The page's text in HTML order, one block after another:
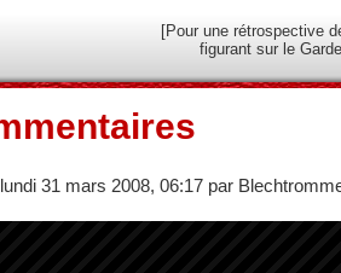
[Pour une rétrospective
figurant sur le
31 mars 2008, 06:17 par